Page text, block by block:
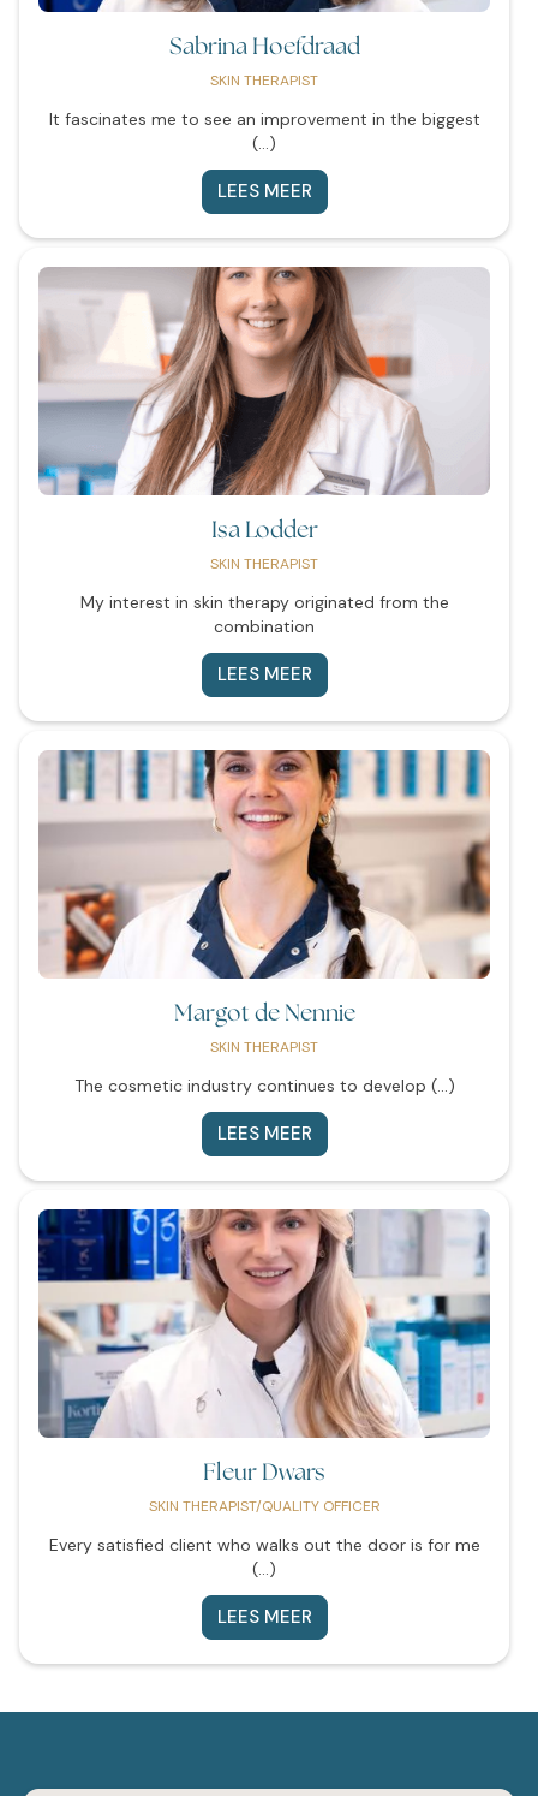
Sabrina Hoefdraad
SKIN THERAPIST
It fascinates me to see an improvement in the biggest
(...)
LEES MEER
Isa Lodder
SKIN THERAPIST
My interest in skin therapy originated from the
combination
LEES MEER
Margot de Nennie
SKIN THERAPIST
The cosmetic industry continues to develop (...)
LEES MEER
Fleur Dwars
SKIN THERAPIST/QUALITY OFFICER
Every satisfied client who walks out the door is for me
(...)
LEES MEER